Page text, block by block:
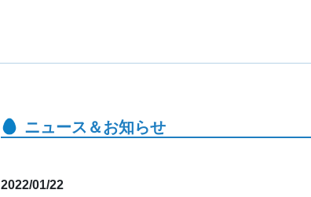
ニュース＆お知らせ
2022/01/22